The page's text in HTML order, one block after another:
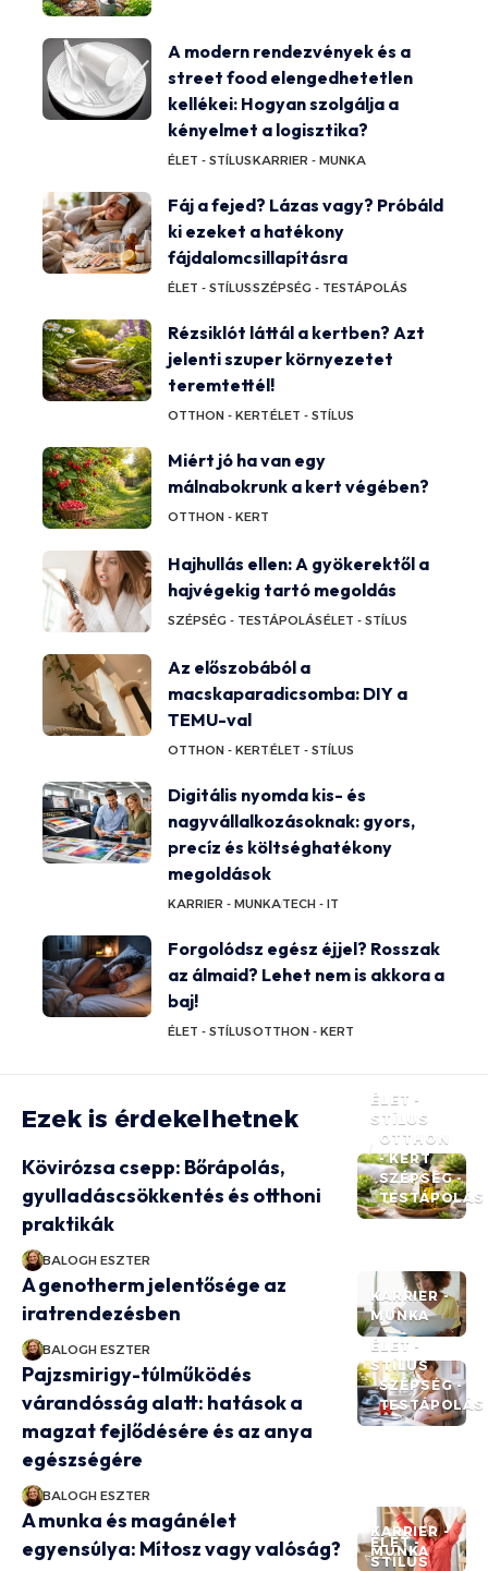
A modern rendezvények és a
street food elengedhetetlen
kellékei: Hogyan szolgálja a
kényelmet a logisztika?
ÉLET - STÍLUSKARRIER - MUNKA
Fáj a fejed? Lázas vagy? Próbáld
ki ezeket a hatékony
fájdalomcsillapításra
ÉLET - STÍLUSSZÉPSÉG - TESTÁPOLÁS
Rézsiklót láttál a kertben? Azt
jelenti szuper környezetet
teremtettél!
OTTHON - KERTÉLET - STÍLUS
Miért jó ha van egy
málnabokrunk a kert végében?
OTTHON - KERT
Hajhullás ellen: A gyökerektől a
hajvégekig tartó megoldás
SZÉPSÉG - TESTÁPOLÁSÉLET - STÍLUS
Az előszobából a
macskaparadicsomba: DIY a
TEMU-val
OTTHON - KERTÉLET - STÍLUS
Digitális nyomda kis- és
nagyvállalkozásoknak: gyors,
precíz és költséghatékony
megoldások
KARRIER - MUNKATECH - IT
Forgolódsz egész éjjel? Rosszak
az álmaid? Lehet nem is akkora a
baj!
ÉLET - STÍLUSOTTHON - KERT
Ezek is érdekelhetnek
ÉLET -
STÍLUS
OTTHON
- KERT
SZÉPSÉG -
TESTÁPOLÁS
Kövirózsa csepp: Bőrápolás,
gyulladáscsökkentés és otthoni
praktikák
BALOGH ESZTER
KARRIER -
MUNKA
A genotherm jelentősége az
iratrendezésben
BALOGH ESZTER
ÉLET -
STÍLUS
SZÉPSÉG -
TESTÁPOLÁS
Pajzsmirigy-túlműködés
várandósság alatt: hatások a
magzat fejlődésére és az anya
egészségére
BALOGH ESZTER
KARRIER -
MUNKA
A munka és magánélet
egyensúlya: Mítosz vagy valóság?
ÉLET -
STÍLUS